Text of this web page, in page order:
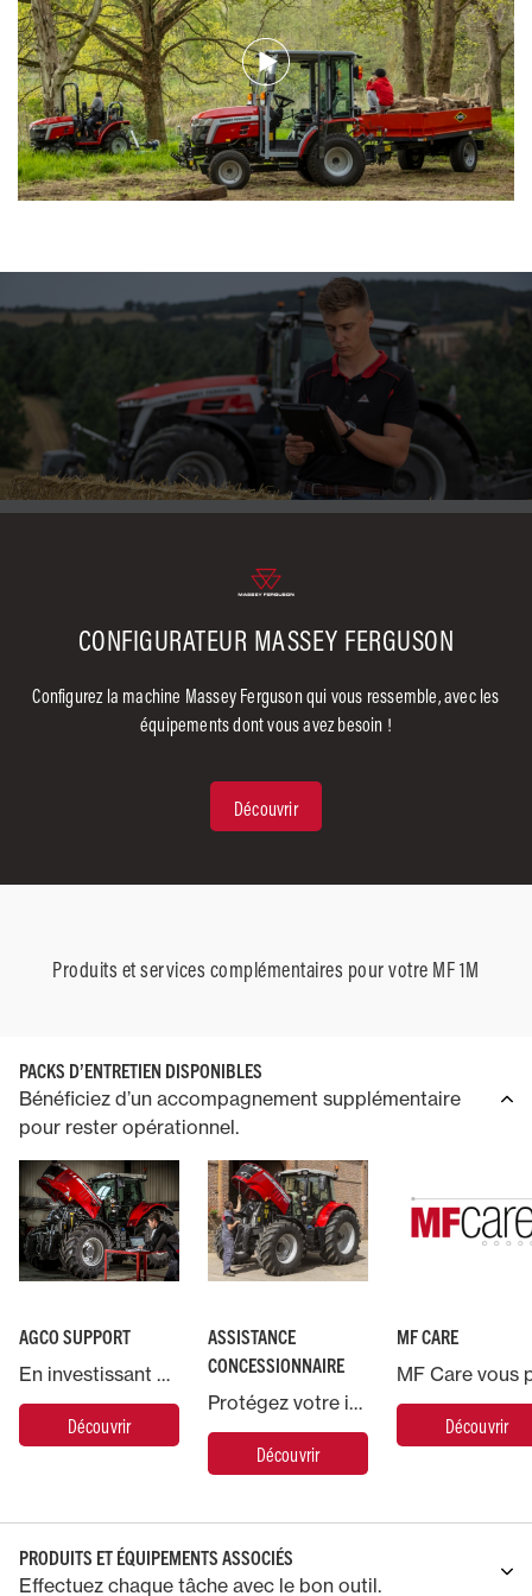
CONFIGURATEUR MASSEY FERGUSON
Configurez la machine Massey Ferguson qui vous ressemble, avec les
équipements dont vous avez besoin !
Découvrir
Produits et services complémentaires pour votre MF 1M
PACKS D’ENTRETIEN DISPONIBLES
Bénéficiez d’un accompagnement supplémentaire
pour rester opérationnel.
AGCO SUPPORT
En investissant dans une machine Massey Ferguson, vous bénéficiez de l’accompagnement d’AGCO, le plus grand fabricant mondial de machines agricoles.
Découvrir
ASSISTANCE
CONCESSIONNAIRE
Protégez votre investissement en confiant votre machine Massey Ferguson à nos experts.
Découvrir
MF CARE
Découvrir
PRODUITS ET ÉQUIPEMENTS ASSOCIÉS
Effectuez chaque tâche avec le bon outil.